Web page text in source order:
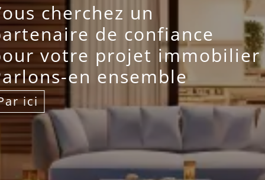
cherchez un
de confiance
votre projet immobilier
en ensemble
ici